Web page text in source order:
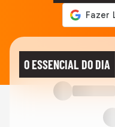
Mini
MEU
de
O ESSENCIAL DO DIA